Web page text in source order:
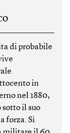
di probabile
in
nel 1880,
sotto il suo
forza. Si